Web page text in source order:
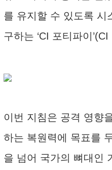
를 유지할 수 있도록 시
구하는 ‘CI 포티파이
이번 지침은 공격 영향
하는 복원력에 목표를
을 넘어 국가의 뼈대인